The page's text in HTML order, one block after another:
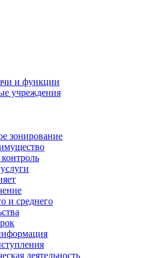
и функции
учреждения
зонирование
и среднего
деятельность